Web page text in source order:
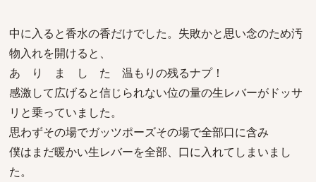
中に入ると香水の香だけでした。失敗かと思い念のため汚
物入れを開けると、
あ り ま し た 温もりの残るナプ！
感激して広げると信じられない位の量の生レバーがドッサ
リと乗っていました。
思わずその場でガッツポーズその場で全部口に含み
僕はまだ暖かい生レバーを全部、口に入れてしまいまし
た。